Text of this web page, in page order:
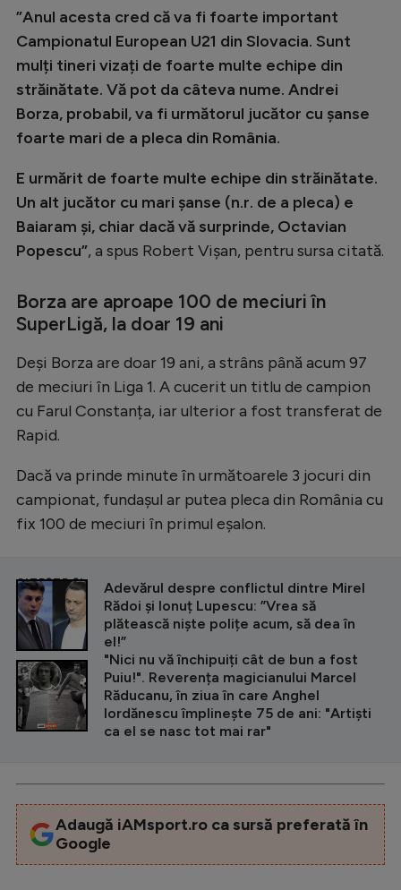
”Anul acesta cred că va fi foarte important
Campionatul European U21 din Slovacia. Sunt
mulți tineri vizați de foarte multe echipe din
străinătate. Vă pot da câteva nume. Andrei
Borza, probabil, va fi următorul jucător cu șanse
foarte mari de a pleca din România.
E urmărit de foarte multe echipe din străinătate.
Un alt jucător cu mari șanse (n.r. de a pleca) e
Baiaram și, chiar dacă vă surprinde, Octavian
Popescu”, a spus Robert Vișan, pentru sursa citată.
Borza are aproape 100 de meciuri în
SuperLigă, la doar 19 ani
Deși Borza are doar 19 ani, a strâns până acum 97
de meciuri în Liga 1. A cucerit un titlu de campion
cu Farul Constanța, iar ulterior a fost transferat de
Rapid.
Dacă va prinde minute în următoarele 3 jocuri din
campionat, fundașul ar putea pleca din România cu
fix 100 de meciuri în primul eșalon.
CITEȘTE ȘI
Adevărul despre conflictul dintre Mirel
Rădoi și Ionuț Lupescu: ”Vrea să
plătească niște polițe acum, să dea în
el!”
"Nici nu vă închipuiți cât de bun a fost
Puiu!". Reverența magicianului Marcel
Răducanu, în ziua în care Anghel
Iordănescu împlinește 75 de ani: "Artiști
ca el se nasc tot mai rar"
Adaugă iAMsport.ro ca sursă preferată în
Google